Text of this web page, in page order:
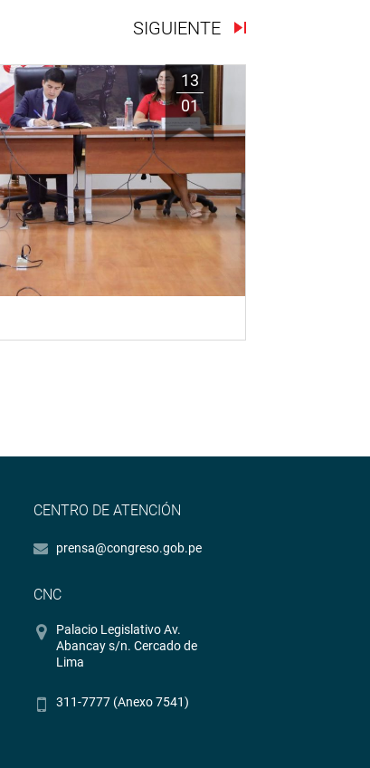
SIGUIENTE
13
01
CENTRO DE ATENCIÓN
prensa@congreso.gob.pe
CNC
Palacio Legislativo Av.
Abancay s/n. Cercado de
Lima
311-7777 (Anexo 7541)